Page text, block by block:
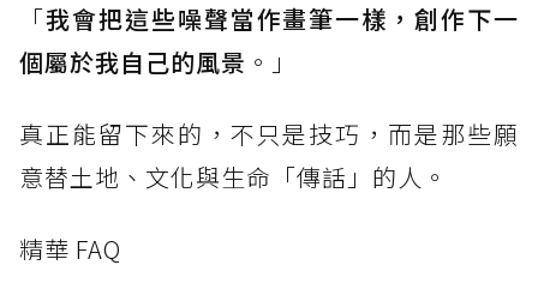
「我會把這些噪聲當作畫筆一樣，創作下一
個屬於我自己的風景 。」
真正能留下來的，不只是技巧，而是那些願
意替土地、文化與生命「傳話」的人。
精華 FAQ